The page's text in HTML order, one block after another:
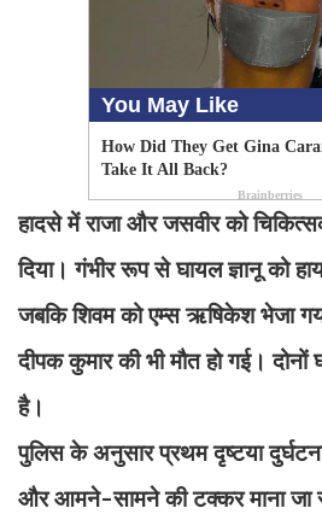
हादसे में राजा और जसवीर को
दिया। गंभीर रूप से घायल ज्ञानू को
जबकि शिवम को एम्स ऋषिकेश भेजा
दीपक कुमार की भी मौत हो गई। दोनों
है।
पुलिस के अनुसार प्रथम दृष्टया
और आमने-सामने की टक्कर माना जा